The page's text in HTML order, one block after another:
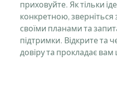
приховуйте. Як тільки
конкретною, зверніться
своїми планами та
підтримки. Відкрите та
довіру та прокладає вам